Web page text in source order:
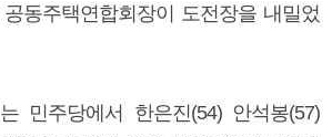
동주택연합회장이 도전장을 내밀었
민주당에서 한은진(54) 안석봉(57)